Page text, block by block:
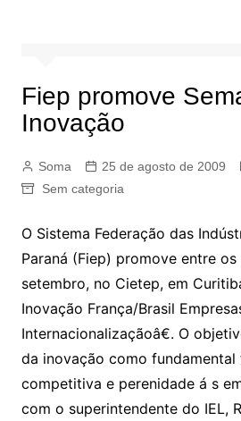
Fiep promove
Inovação
Soma 25 de agosto de 2009
Sem categoria
O Sistema Federação das
Paraná (Fiep) promove entre os
setembro, no Cietep, em
Inovação França/Brasil
Internacionalizaçãoâ€. O
da inovação como
competitiva e perenidade á s
com o superintendente do IEL,